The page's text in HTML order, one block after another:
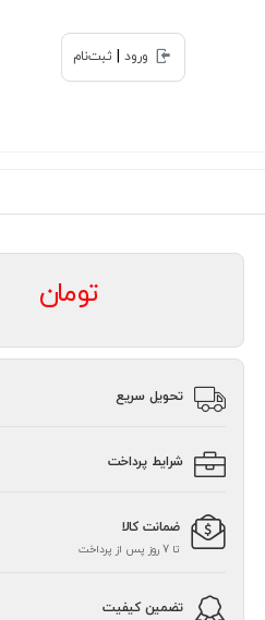
ورود
ثبت‌نام
تومان
تحویل سریع
شرایط پرداخت
ضمانت کالا
تا 7 روز پس از پرداخت
تضمین کیفیت